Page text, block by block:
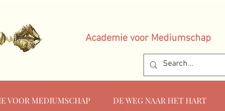
Academie voor Mediumschap
VOOR MEDIUMSCHAP DE WEG NAAR HET HART